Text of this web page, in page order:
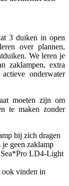
3 duiken in open
over plannen,
We leren je
zaklampen, extra
onderwater
moeten zijn om
te maken zonder
bij zich dragen
geen zaklamp
Sea*Pro LD4-Light
ook vinden in